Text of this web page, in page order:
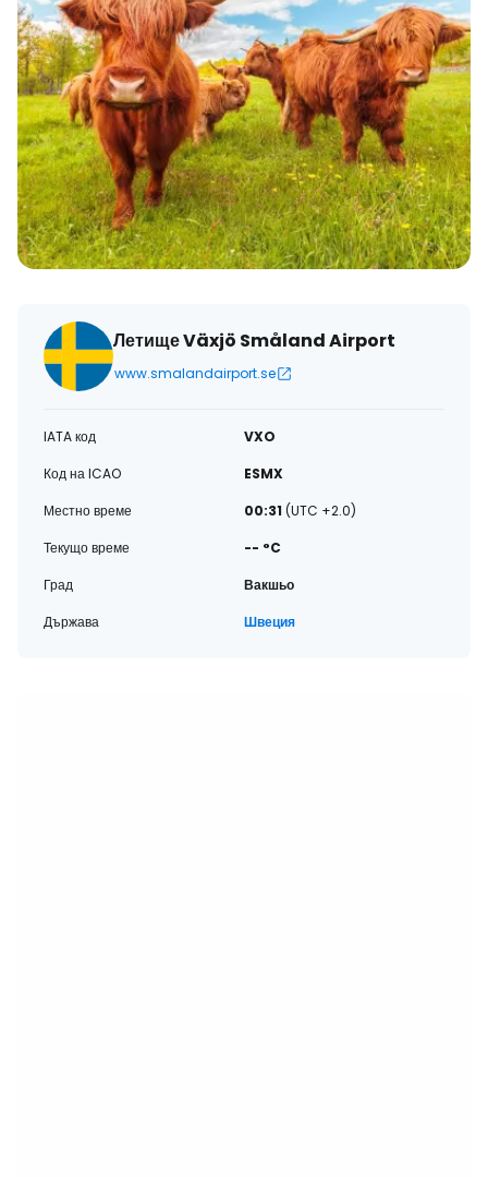
Летище Växjö Småland Airport
www.smalandairport.se
IATA код
VXO
Код на ICAO
ESMX
Местно време
00:31 (UTC +2.0)
Текущо време
-- °C
Град
Вакшьо
Държава
Швеция